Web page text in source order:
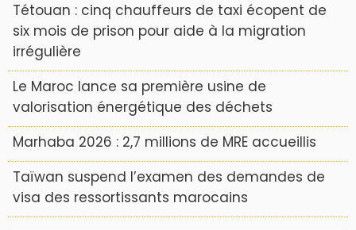
Tétouan : cinq chauffeurs de taxi écopent de
six mois de prison pour aide à la migration
irrégulière
Le Maroc lance sa première usine de
valorisation énergétique des déchets
Marhaba 2026 : 2,7 millions de MRE accueillis
Taïwan suspend l’examen des demandes de
visa des ressortissants marocains